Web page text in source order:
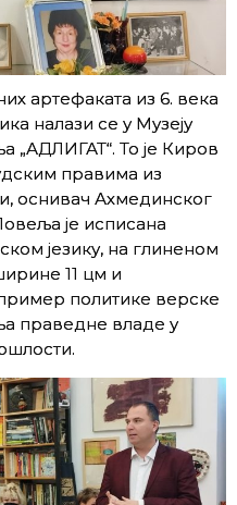
артефаката из 6. века
налази се у Музеју
„АДЛИГАТ“. То је Киров
правима из
оснивач Ахмединског
је исписана
језику, на глиненом
11 цм и
политике верске
праведне владе у